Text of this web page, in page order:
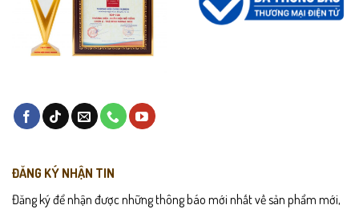
ĐĂNG KÝ NHẬN TIN
Đăng ký để nhận được những thông báo mới nhất về sản phẩm mới,